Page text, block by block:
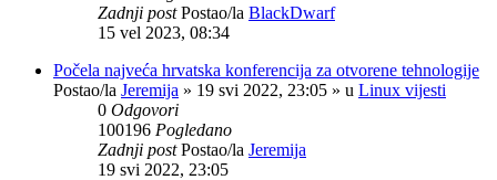
Zadnji postPostao/la BlackDwarf
15 vel 2023, 08:34
Počela najveća hrvatska konferencija za otvorene tehnologije
Postao/la Jeremija » 19 svi 2022, 23:05 » u Linux vijesti
0 Odgovori
100196 Pogledano
Zadnji postPostao/la Jeremija
19 svi 2022, 23:05